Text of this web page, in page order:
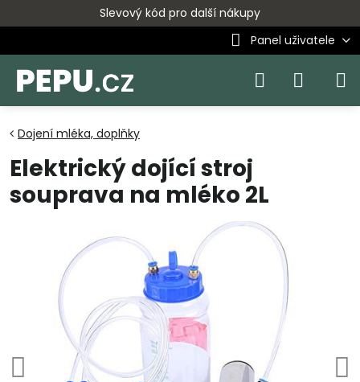
Slevový kód pro další nákupy
Panel uživatele
Dojení mléka, doplňky
Elektrický dojící stroj
souprava na mléko 2L